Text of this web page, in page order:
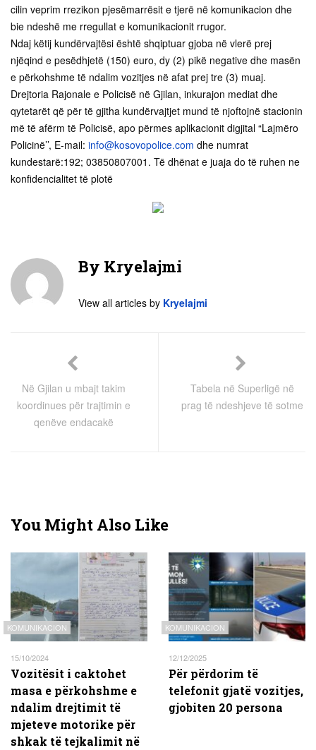
cilin veprim rrezikon pjesëmarrësit e tjerë në komunikacion dhe
bie ndeshë me rregullat e komunikacionit rrugor.
Ndaj këtij kundërvajtësi është shqiptuar gjoba në vlerë prej
njëqind e pesëdhjetë (150) euro, dy (2) pikë negative dhe masën
e përkohshme të ndalim vozitjes në afat prej tre (3) muaj.
Drejtoria Rajonale e Policisë në Gjilan, inkurajon mediat dhe
qytetarët që për të gjitha kundërvajtjet mund të njoftojnë stacionin
më të afërm të Policisë, apo përmes aplikacionit digjital “Lajmëro
Policinë’’, E-mail: info@kosovopolice.com dhe numrat
kundestarë:192; 03850807001. Të dhënat e juaja do të ruhen ne
konfidencialitet të plotë
By Kryelajmi
View all articles by Kryelajmi
Në Gjilan u mbajt takim
koordinues për trajtimin e
qenëve endacakë
Tabela në Superligë në
prag të ndeshjeve të sotme
You Might Also Like
KOMUNIKACION
15/10/2024
Vozitësit i caktohet
masa e përkohshme e
ndalim drejtimit të
mjeteve motorike për
shkak të tejkalimit në
KOMUNIKACION
12/12/2025
Për përdorim të
telefonit gjatë vozitjes,
gjobiten 20 persona